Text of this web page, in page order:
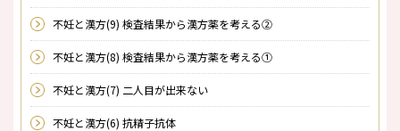
不妊と漢方(9) 検査結果から漢方薬を考える②
不妊と漢方(8) 検査結果から漢方薬を考える①
不妊と漢方(7) 二人目が出来ない
不妊と漢方(6) 抗精子抗体